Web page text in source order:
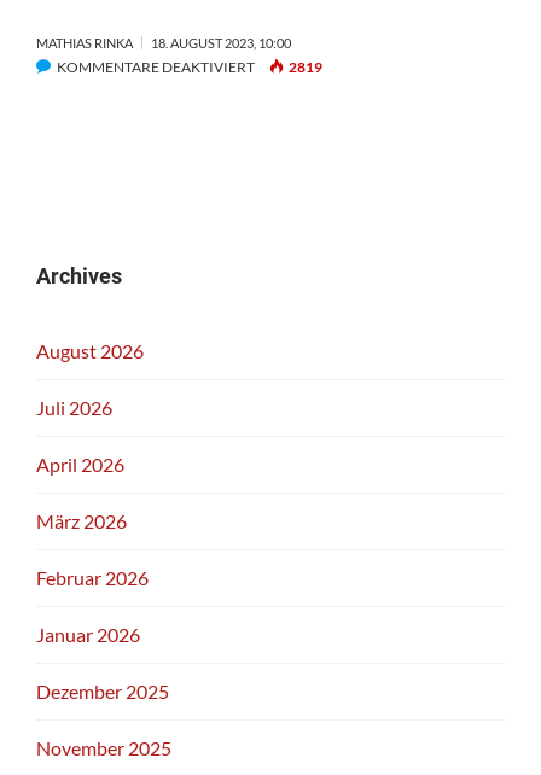
MATHIAS RINKA 18. AUGUST 2023, 10:00
KOMMENTARE DEAKTIVIERTFÜR 2819
Archives
August 2026
Juli 2026
April 2026
März 2026
Februar 2026
Januar 2026
Dezember 2025
November 2025